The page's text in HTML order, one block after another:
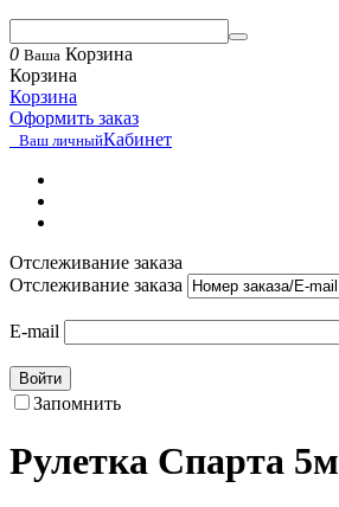
0 Ваша Корзина
Корзина
Корзина
Оформить заказ
Ваш личныйКабинет
Отслеживание заказа
Отслеживание заказа
E-mail
Войти
Запомнить
Рулетка Спарта 5м